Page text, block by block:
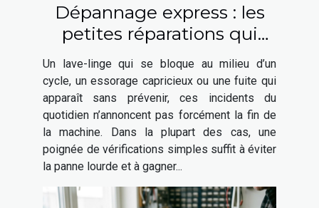
Dépannage express : les
petites réparations qui
prolongent la vie de votre
lave-linge
Un lave-linge qui se bloque au milieu d’un
cycle, un essorage capricieux ou une fuite qui
apparaît sans prévenir, ces incidents du
quotidien n’annoncent pas forcément la fin de
la machine. Dans la plupart des cas, une
poignée de vérifications simples suffit à éviter
la panne lourde et à gagner...